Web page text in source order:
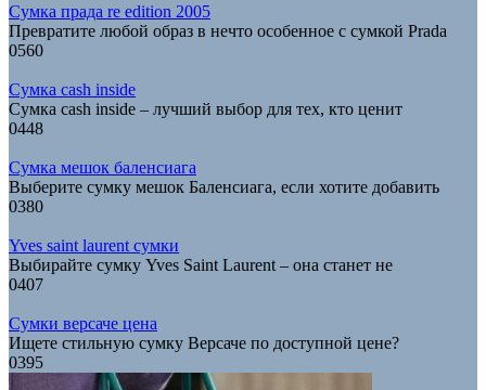
Сумка прада re edition 2005
Превратите любой образ в нечто особенное с сумкой Prada
0560
Сумка cash inside
Сумка cash inside – лучший выбор для тех, кто ценит
0448
Сумка мешок баленсиага
Выберите сумку мешок Баленсиага, если хотите добавить
0380
Yves saint laurent сумки
Выбирайте сумку Yves Saint Laurent – она станет не
0407
Сумки версаче цена
Ищете стильную сумку Версаче по доступной цене?
0395